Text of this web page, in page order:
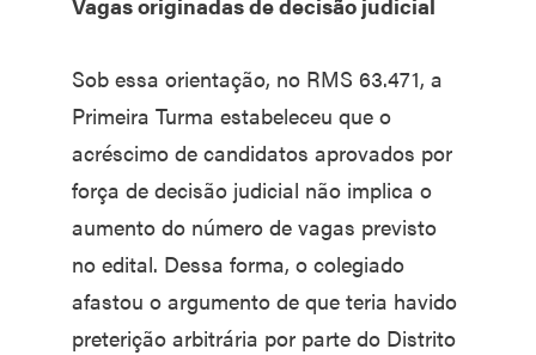
Sob essa orientação, no RMS 63.471, a
Primeira Turma estabeleceu que o
acréscimo de candidatos aprovados por
força de decisão judicial não implica o
aumento do número de vagas previsto
no edital. Dessa forma, o colegiado
afastou o argumento de que teria havido
preterição arbitrária por parte do Distrito